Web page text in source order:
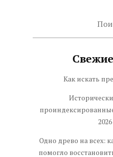
Как искать
Одно древо на всех:
помогло